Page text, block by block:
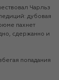
Чарльз
дубовая
пахнет
сдержанно и
попадания